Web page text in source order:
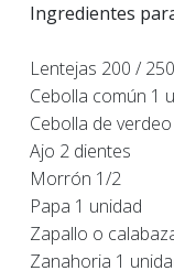
Ingredientes
Lentejas 200 /
Cebolla común 1
Cebolla de
Ajo 2 dientes
Morrón 1/2
Papa 1 unidad
Zapallo o
Zanahoria 1